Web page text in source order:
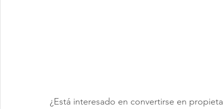
¿Está interesado en convertirse en